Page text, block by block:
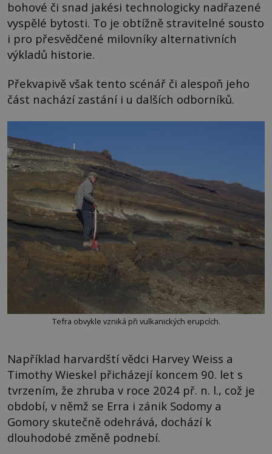
bohové či snad jakési technologicky nadřazené
vyspělé bytosti. To je obtížně stravitelné sousto
i pro přesvědčené milovníky alternativních
výkladů historie.
Překvapivě však tento scénář či alespoň jeho
část nachází zastání i u dalších odborníků.
Tefra obvykle vzniká při vulkanických erupcích.
Například harvardští vědci Harvey Weiss a
Timothy Wieskel přicházejí koncem 90. let s
tvrzením, že zhruba v roce 2024 př. n. l., což je
období, v němž se Erra i zánik Sodomy a
Gomory skutečně odehrává, dochází k
dlouhodobé změně podnebí.